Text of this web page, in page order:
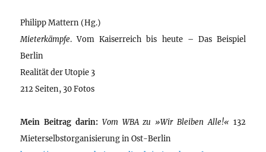
Philipp Mattern (Hg.)
Mieterkämpfe. Vom Kaiserreich bis heute – Das Beispiel
Berlin
Realität der Utopie 3
212 Seiten, 30 Fotos
Mein Beitrag darin: Vom WBA zu »Wir Bleiben Alle!« 132
Mieterselbstorganisierung in Ost-Berlin